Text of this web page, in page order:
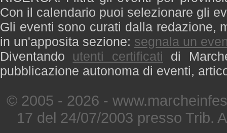
Con il calendario puoi selezionare gli
Gli eventi sono curati dalla redazione,
in un'apposita sezione: segnala un
Diventando utenti certificati di
pubblicazione autonoma di eventi,
© 2005 - 2026 -
17 del 24/07/2003 presso Trib.